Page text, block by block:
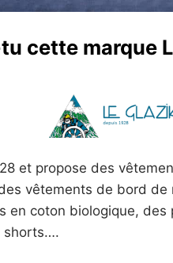
cette marque
et propose des
vêtements de bord
en coton biologique,
shorts….